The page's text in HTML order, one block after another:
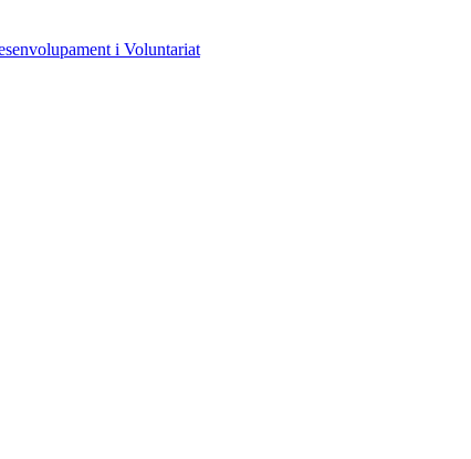
i Voluntariat